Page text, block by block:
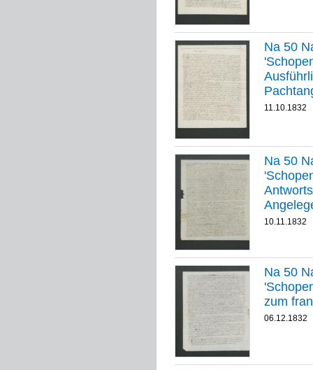
Na 50
11.10.1832
Na 50
10.11.1832
Na 50
zum
06.12.1832